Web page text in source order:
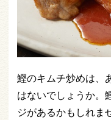
鰹のキムチ炒めは、
はないでしょうか。
ジがあるかもしれま